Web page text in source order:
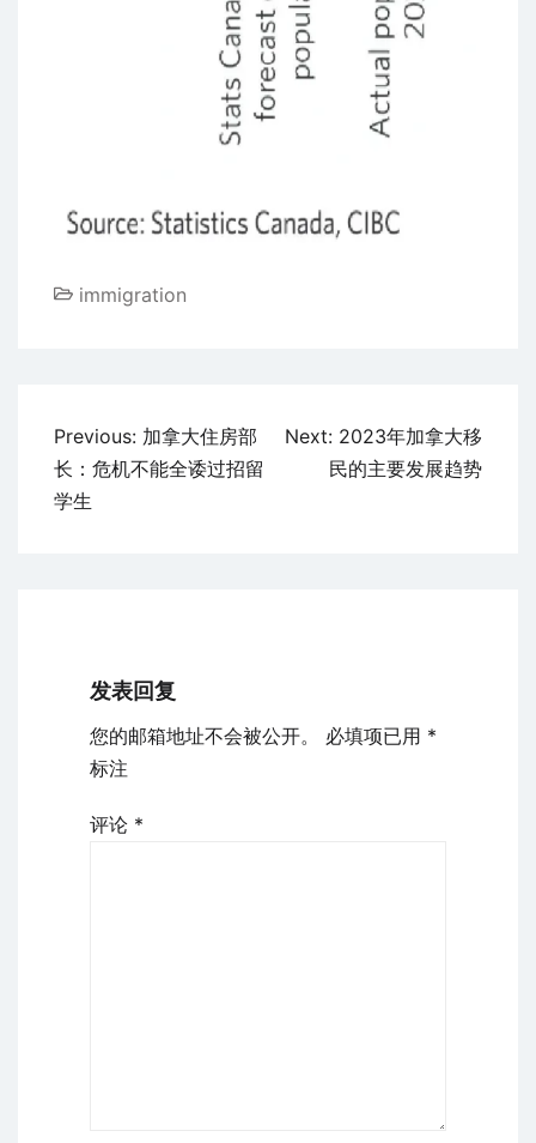
immigration
文
章
导
Previous: 加拿大住房部
长：危机不能全诿过招留
学生
Next: 2023年加拿大移
民的主要发展趋势
发表回复
您的邮箱地址不会被公开。 必填项已用 *
标注
评论 *